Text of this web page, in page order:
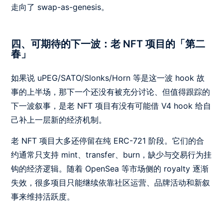
走向了 swap-as-genesis。
四、可期待的下一波：老 NFT 项目的「第二
春」
如果说 uPEG/SATO/Slonks/Horn 等是这一波 hook 故
事的上半场，那下一个还没有被充分讨论、但值得跟踪的
下一波叙事，是老 NFT 项目有没有可能借 V4 hook 给自
己补上一层新的经济机制。
老 NFT 项目大多还停留在纯 ERC-721 阶段。它们的合
约通常只支持 mint、transfer、burn，缺少与交易行为挂
钩的经济逻辑。随着 OpenSea 等市场侧的 royalty 逐渐
失效，很多项目只能继续依靠社区运营、品牌活动和新叙
事来维持活跃度。